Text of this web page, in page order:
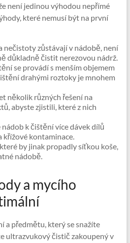
není jedinou výhodou nepřímé
které nemusí být na první
nečistoty zůstávají v nádobě, není
důkladně čistit nerezovou nádrž.
se provádí s menším objemem
drahými roztoky je mnohem
několik různých řešení na
abyste zjistili, které z nich
k čištění více dávek dílů
křížové kontaminace.
by jinak propadly síťkou koše,
nádobě.
a mycího
a předmětu, který se snažíte
ultrazvukový čistič zakoupený v